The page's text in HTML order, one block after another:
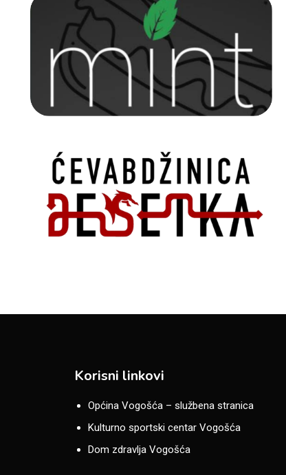
Korisni linkovi
Općina Vogošća – službena stranica
Kulturno sportski centar Vogošća
Dom zdravlja Vogošća